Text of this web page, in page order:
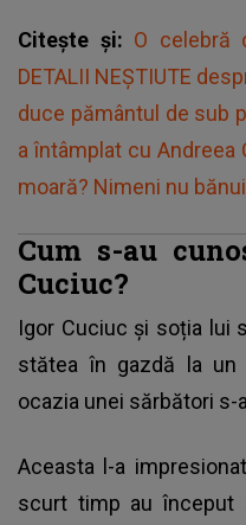
Citește și: O celebră
DETALII NEȘTIUTE
duce pământul de sub
a întâmplat cu
moară? Nimeni nu
Cum s-au
Cuciuc?
Igor Cuciuc și soția lui
stătea în gazdă la
ocazia unei sărbători s-
Aceasta l-a
scurt timp au început